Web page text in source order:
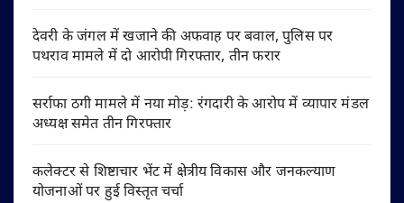
देवरी के जंगल में खजाने की अफवाह पर बवाल, पुलिस पर
पथराव मामले में दो आरोपी गिरफ्तार, तीन फरार
सर्राफा ठगी मामले में नया मोड़: रंगदारी के आरोप में व्यापार मंडल
अध्यक्ष समेत तीन गिरफ्तार
कलेक्टर से शिष्टाचार भेंट में क्षेत्रीय विकास और जनकल्याण
योजनाओं पर हुई विस्तृत चर्चा